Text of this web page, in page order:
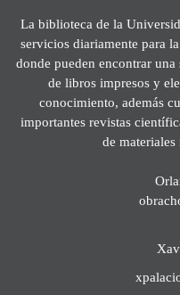
La biblioteca de la
servicios diariamente para
donde pueden encontrar
de libros impresos y
conocimiento, además
importantes revistas
de